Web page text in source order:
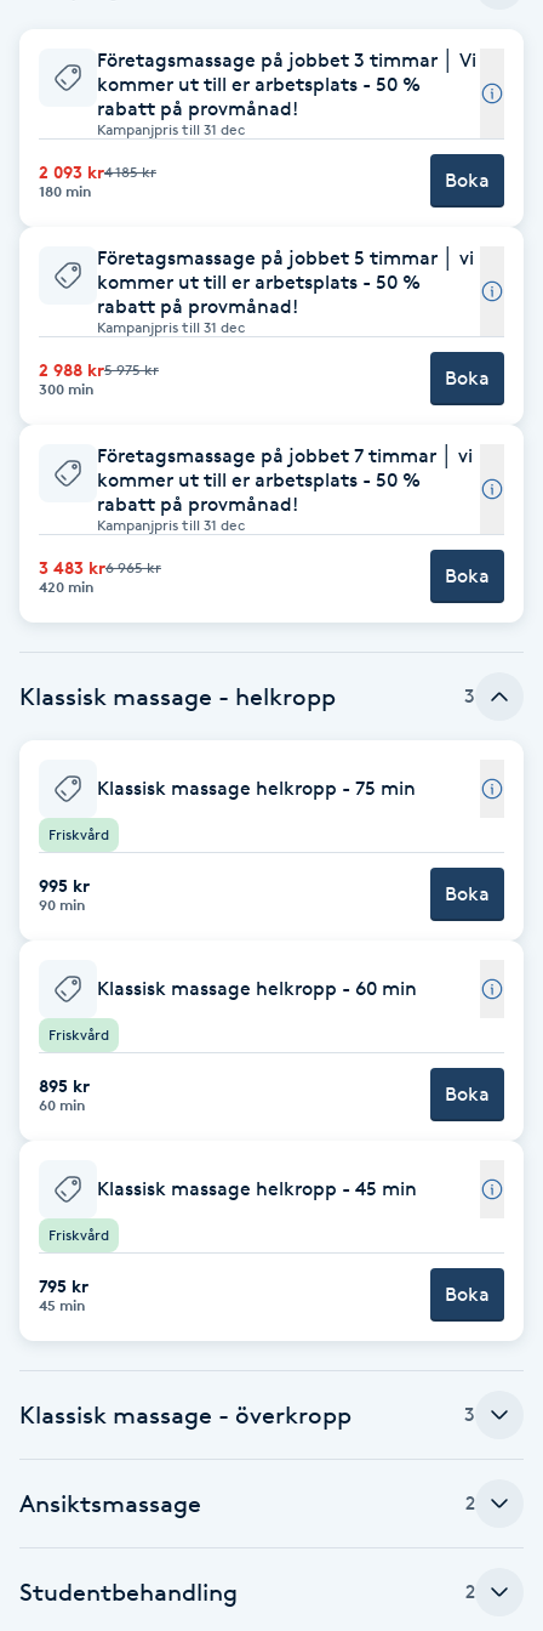
Bambumassage
Barnklippning
BIAB
Bottenfärg
Brynformning
Brynfärgning
Bröllopsuppsättning
Celluliter
Color correction
Cryoterapi
D
Damklippning
Dermapen
E
Enzympeeling
Extensions
Företagsmassage på jobbet 3 timmar │ Vi
kommer ut till er arbetsplats - 50 %
rabatt på provmånad!
Kampanjpris till 31 dec
2 093 kr4 185 kr
180 min
Boka
Företagsmassage på jobbet 5 timmar │ vi
kommer ut till er arbetsplats - 50 %
rabatt på provmånad!
Kampanjpris till 31 dec
2 988 kr5 975 kr
300 min
Boka
Företagsmassage på jobbet 7 timmar │ vi
kommer ut till er arbetsplats - 50 %
rabatt på provmånad!
Kampanjpris till 31 dec
3 483 kr6 965 kr
420 min
Boka
Klassisk massage - helkropp 3
Klassisk massage helkropp - 75 min
Friskvård
995 kr
90 min Boka
Klassisk massage helkropp - 60 min
Friskvård
895 kr
60 min Boka
Klassisk massage helkropp - 45 min
Friskvård
795 kr
45 min Boka
Klassisk massage - överkropp 3
Ansiktsmassage 2
Studentbehandling 2